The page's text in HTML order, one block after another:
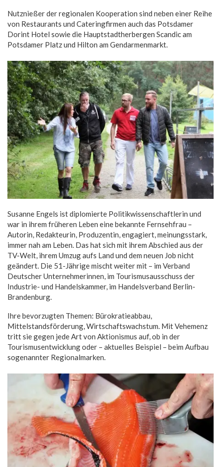
Nutznießer der regionalen Kooperation sind neben einer Reihe
von Restaurants und Cateringfirmen auch das Potsdamer
Dorint Hotel sowie die Hauptstadtherbergen Scandic am
Potsdamer Platz und Hilton am Gendarmenmarkt.
Susanne Engels ist diplomierte Politikwissenschaftlerin und
war in ihrem früheren Leben eine bekannte Fernsehfrau –
Autorin, Redakteurin, Produzentin, engagiert, meinungsstark,
immer nah am Leben. Das hat sich mit ihrem Abschied aus der
TV-Welt, ihrem Umzug aufs Land und dem neuen Job nicht
geändert. Die 51-Jährige mischt weiter mit – im Verband
Deutscher Unternehmerinnen, im Tourismusausschuss der
Industrie- und Handelskammer, im Handelsverband Berlin-
Brandenburg.
Ihre bevorzugten Themen: Bürokratieabbau,
Mittelstandsförderung, Wirtschaftswachstum. Mit Vehemenz
tritt sie gegen jede Art von Aktionismus auf, ob in der
Tourismusentwicklung oder – aktuelles Beispiel – beim Aufbau
sogenannter Regionalmarken.